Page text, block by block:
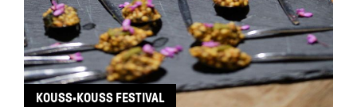
KOUSS·KOUSS FESTIVAL